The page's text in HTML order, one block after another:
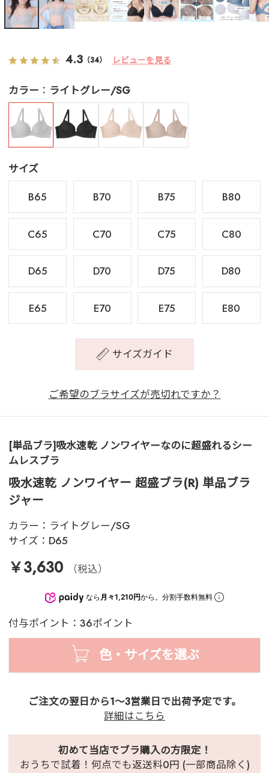
4.3 （34） レビューを見る
カラー ライトグレー/SG
サイズ
B65
B70 B75 B80
C65 C70 C75 C80
D65 D70 D75 D80
E65 E70 E75 E80
サイズガイド
ご希望のブラサイズが売切れですか？
[単品ブラ]吸水速乾 ノンワイヤーなのに超盛れるシー
ムレスブラ
吸水速乾 ノンワイヤー 超盛ブラ(R) 単品ブラ
ジャー
カラー： ライトグレー/SG
サイズ： D65
￥3,630 （税込）
なら 月々1,210円から。分割手数料無料
付与ポイント：36ポイント
色・サイズを選ぶ
ご注文の翌日から1～3営業日で出荷予定です。
詳細はこちら
初めて当店でブラ購入の方限定！
おうちで試着！何点でも返送料0円 (一部商品除く)